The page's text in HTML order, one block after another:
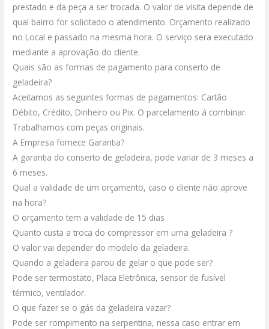
prestado e da peça a ser trocada. O valor de visita depende de
qual bairro for solicitado o atendimento. Orçamento realizado
no Local e passado na mesma hora. O serviço sera executado
mediante a aprovação do cliente.
Quais são as formas de pagamento para conserto de
geladeira?
Aceitamos as seguintes formas de pagamentos: Cartão
Débito, Crédito, Dinheiro ou Pix. O parcelamento á combinar.
Trabalhamos com peças originais.
A Empresa fornece Garantia?
A garantia do conserto de geladeira, pode variar de 3 meses a
6 meses.
Qual a validade de um orçamento, caso o cliente não aprove
na hora?
O orçamento tem a validade de 15 dias
Quanto custa a troca do compressor em uma geladeira ?
O valor vai depender do modelo da geladeira.
Quando a geladeira parou de gelar o que pode ser?
Pode ser termostato, Placa Eletrônica, sensor de fusível
térmico, ventilador.
O que fazer se o gás da geladeira vazar?
Pode ser rompimento na serpentina, nessa caso entrar em